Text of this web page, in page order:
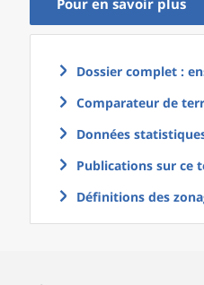
Pour en savoir plus
Dossier complet :
Comparateur de
Données
Publications sur ce
Définitions des